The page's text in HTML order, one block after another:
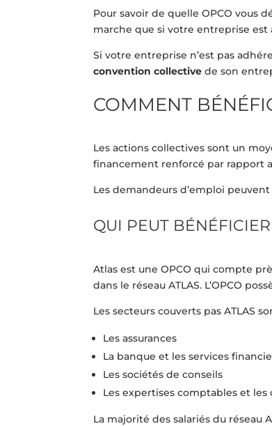
Pour savoir de quelle OPCO vous
marche que si votre entreprise est
Si votre entreprise n’est pas
convention collective de son
COMMENT
Les actions collectives sont un
financement renforcé par rapport
Les demandeurs d’emploi
QUI PEUT
Atlas est une OPCO qui compte
dans le réseau ATLAS. L’OPCO
Les secteurs couverts pas ATLAS
Les assurances
La banque et les services
Les sociétés de conseils
Les expertises comptables et
La majorité des salariés du réseau